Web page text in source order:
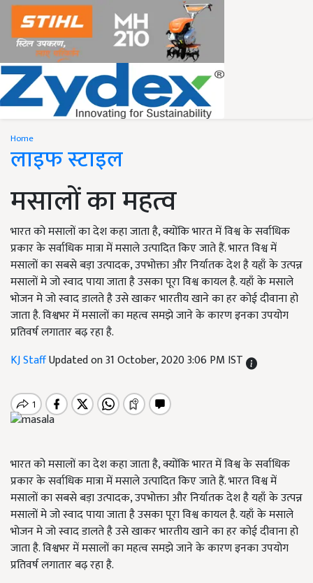
Home
लाइफ स्टाइल
मसालों का महत्व
भारत को मसालों का देश कहा जाता है, क्योंकि भारत में विश्व के सर्वाधिक
प्रकार के सर्वाधिक मात्रा में मसाले उत्पादित किए जाते हैं. भारत विश्व में
मसालों का सबसे बड़ा उत्पादक, उपभोक्ता और निर्यातक देश है यहाँ के उत्पन्न
मसालों मे जो स्वाद पाया जाता है उसका पूरा विश्व कायल है. यहाँ के मसाले
भोजन मे जो स्वाद डालते है उसे खाकर भारतीय खाने का हर कोई दीवाना हो
जाता है. विश्वभर में मसालों का महत्व समझे जाने के कारण इनका उपयोग
प्रतिवर्ष लगातार बढ़ रहा है.
KJ StaffUpdated on 31 October, 2020 3:06 PM IST
भारत को मसालों का देश कहा जाता है, क्योंकि भारत में विश्व के सर्वाधिक
प्रकार के सर्वाधिक मात्रा में मसाले उत्पादित किए जाते हैं. भारत विश्व में
मसालों का सबसे बड़ा उत्पादक, उपभोक्ता और निर्यातक देश है यहाँ के उत्पन्न
मसालों मे जो स्वाद पाया जाता है उसका पूरा विश्व कायल है. यहाँ के मसाले
भोजन मे जो स्वाद डालते है उसे खाकर भारतीय खाने का हर कोई दीवाना हो
जाता है. विश्वभर में मसालों का महत्व समझे जाने के कारण इनका उपयोग
प्रतिवर्ष लगातार बढ़ रहा है.